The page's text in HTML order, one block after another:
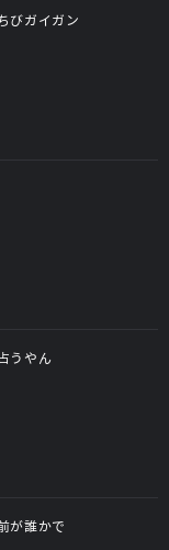
びガイガン
うやん
が誰かで